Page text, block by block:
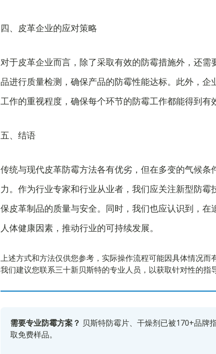
四、皮革企业的应对策略
对于皮革企业而言，除了采取有效的防霉措施外，还
品进行质量检测，确保产品的防霉性能达标。此外，
工作的重视程度，确保每个环节的防霉工作都能得到有
五、结语
传统与现代皮革防霉方法各有优劣，但在多变的气候
力。作为行业专家和行业从业者，我们应关注新型防
保皮革制品的质量与安全。同时，我们也应认识到，
人体健康因素，推动行业的可持续发展。
上述方式和方法仅供您参考，实际操作流程可能因具体情况而
我们建议您联系三十新贝斯特的专业人员，以获取针对性的
需要专业防霉方案？ 贝斯特防霉片、干燥剂已被170+品牌
取免费样品。